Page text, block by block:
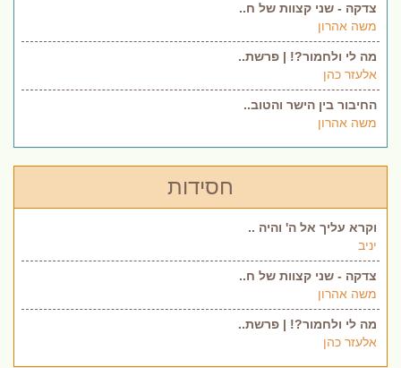
צדקה - שני קצוות של ח..
משה אהרון
מה לי ולחמור?! | פרשת..
אלעזר כהן
החיבור בין הישר והטוב..
משה אהרון
חסידות
וקרא עליך אל ה' והיה ..
יניב
צדקה - שני קצוות של ח..
משה אהרון
מה לי ולחמור?! | פרשת..
אלעזר כהן